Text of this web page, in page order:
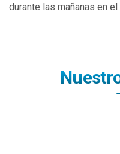
durante las mañanas en